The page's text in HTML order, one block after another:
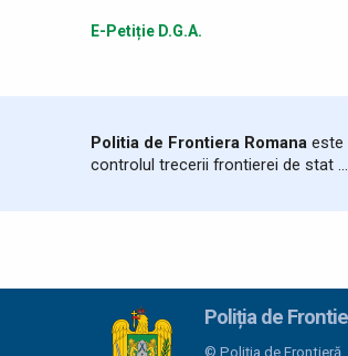
E-Petiție D.G.A.
Politia de Frontiera Romana este
controlul trecerii frontierei de stat ...
Poliția de
© Poliția de Frontieră